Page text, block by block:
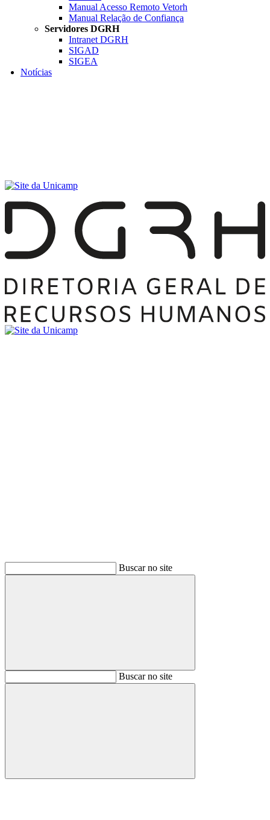
Manual Acesso Remoto Vetorh
Manual Relação de Confiança
Servidores DGRH
Intranet DGRH
SIGAD
SIGEA
Notícias
Buscar no site
BuscarBuscar no site
Buscar